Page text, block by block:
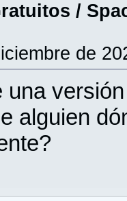
/
de
una
alguien